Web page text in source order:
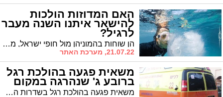
האם המדוזות הולכות
להישאר איתנו השנה מעבר
לרגיל?
הן שוחות בהמוניהן מול חופי ישראל, מפריעות להתנהלות התקינה של תחנות הכוח והדיג ונמצאות בערך בכל מקום בים ובחוף בתקופה הזו של השנה: האם נחילי המדוזות שהגיעו לביקור בישראל מעידים על עלייה בכמות שמגיעה אלינו מידי שנה, מתי הן מתכננות לעזוב ומה עושים בעת צריבה ממדוזה
21.07.22, מערכת האתר
משאית פגעה בהולכת רגל
ברובע ג' שנהרגה במקום
משאית פגעה בהולכת רגל בשדרות האדמו"ר מפיטסבורג ברובע ג' באשדוד. היא נהרגה במקום. נהג המשאית עוכב על ידי השוטרים, ובוחני תאונות הדרכים של המשטרה בדרכם לזירה לחקירת נסיבות התאונה.